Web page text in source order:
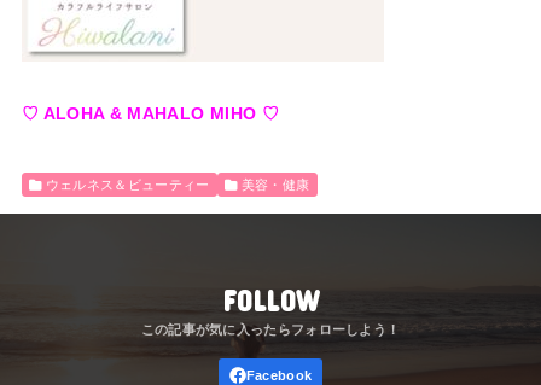
♡ ALOHA & MAHALO MIHO ♡
ウェルネス＆ビューティー 美容・健康
FOLLOW